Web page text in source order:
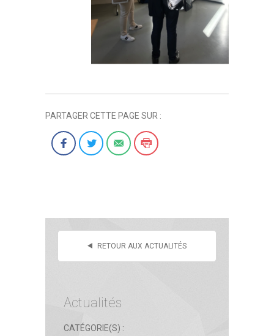
PARTAGER CETTE PAGE SUR :
RETOUR AUX ACTUALITÉS
Actualités
CATÉGORIE(S) :